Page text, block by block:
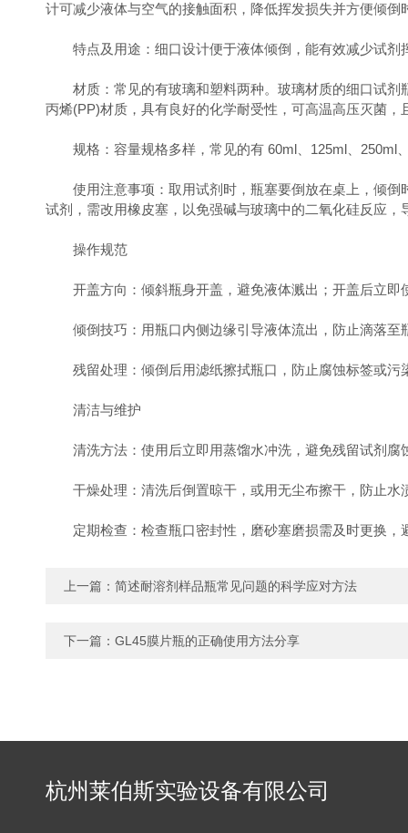
计可减少液体与空气的接触面积，降低挥发损失并方便倾倒
特点及用途：细口设计便于液体倾倒，能有效减少试剂
材质：常见的有玻璃和塑料两种。玻璃材质的细口试剂
丙烯(PP)材质，具有良好的化学耐受性，可高温高压灭菌
规格：容量规格多样，常见的有 60ml、125ml、250ml
使用注意事项：取用试剂时，瓶塞要倒放在桌上，倾倒
试剂，需改用橡皮塞，以免强碱与玻璃中的二氧化硅反应，
操作规范
开盖方向：倾斜瓶身开盖，避免液体溅出；开盖后立即
倾倒技巧：用瓶口内侧边缘引导液体流出，防止滴落至
残留处理：倾倒后用滤纸擦拭瓶口，防止腐蚀标签或污
清洁与维护
清洗方法：使用后立即用蒸馏水冲洗，避免残留试剂腐
干燥处理：清洗后倒置晾干，或用无尘布擦干，防止水
定期检查：检查瓶口密封性，磨砂塞磨损需及时更换，
上一篇： 简述耐溶剂样品瓶常见问题的科学应对方法
下一篇： GL45膜片瓶的正确使用方法分享
杭州莱伯斯实验设备有限公司